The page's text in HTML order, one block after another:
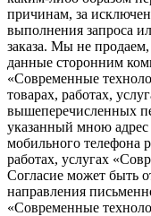
причинам, за
выполнения запроса
заказа. Мы не
данные сторонним
«Современные
товарах, работах,
вышеперечисленных
указанный мною
мобильного телефона
работах, услугах
Согласие может быть
направления
«Современные